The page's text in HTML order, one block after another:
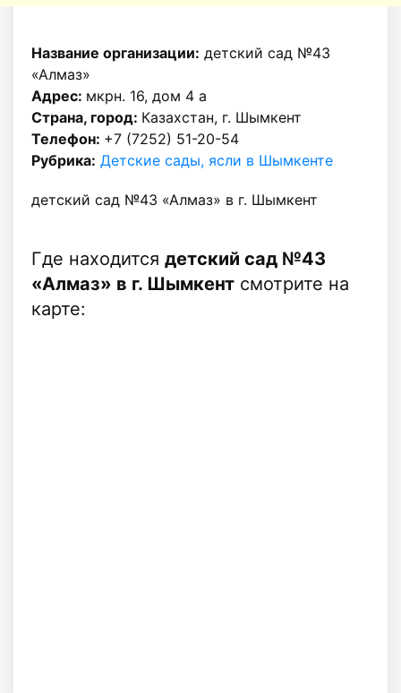
Название организации: детский сад №43
«Алмаз»
Адрес: мкрн. 16, дом 4 а
Страна, город: Казахстан, г. Шымкент
Телефон: +7 (7252) 51-20-54
Рубрика: Детские сады, ясли в Шымкенте
детский сад №43 «Алмаз» в г. Шымкент
Где находится детский сад №43
«Алмаз» в г. Шымкент смотрите на
карте: